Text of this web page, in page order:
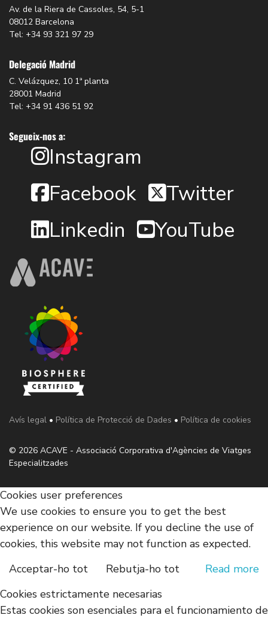
Av. de la Riera de Cassoles, 54, 5-1
08012 Barcelona
Tel: +34 93 321 97 29
Delegació Madrid
C. Velázquez, 10 1ª planta
28001 Madrid
Tel: +34 91 436 51 92
Segueix-nos a:
Instagram
Facebook
Twitter
Linkedin
YouTube
Avís legal • Política de Protecció de Dades • Política de cookies
© 2026 ACAVE - Associació Corporativa d'Agències de Viatges
Especialitzades
Cookies user preferences
We use cookies to ensure you to get the best
experience on our website. If you decline the use of
cookies, this website may not function as expected.
Acceptar-ho tot
Rebutja-ho tot
Read more
Cookies estrictamente necesarias
Estas cookies son esenciales para el funcionamiento de